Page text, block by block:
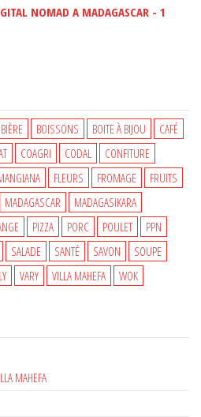
NOMAD A MADAGASCAR - 1
BIÈRE BOISSONS BOITE À BIJOU
CAFÉ
COAGRI CODAL
CONFITURE
FLEURS FROMAGE
FRUITS
MADAGASCAR
MADAGASIKARA
PIZZA PORC POULET
PPN
SALADE SANTÉ SAVON
SOUPE
VARY VILLA MAHEFA WOK
MAHEFA